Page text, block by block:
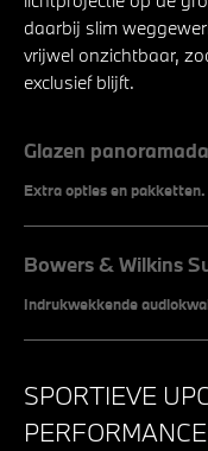
Glazen
Extra opties en pakketten.
Bowers & Wilkins
Indrukwekkende
daarbij slim
vrijwel onzichtbaar,
exclusief blijft.
SPORTIEVE